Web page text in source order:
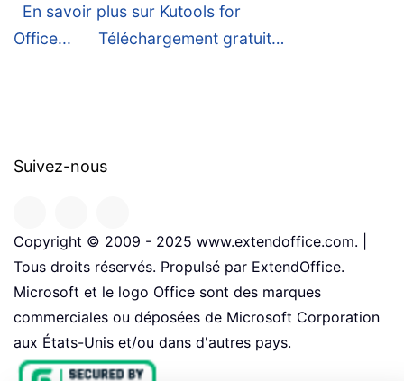
En savoir plus sur Kutools for
Office...
Téléchargement gratuit…
Suivez-nous
Copyright © 2009 - 2025 www.extendoffice.com. |
Tous droits réservés. Propulsé par ExtendOffice.
Microsoft et le logo Office sont des marques
commerciales ou déposées de Microsoft Corporation
aux États-Unis et/ou dans d'autres pays.